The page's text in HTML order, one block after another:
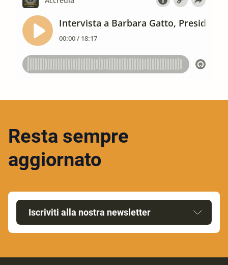
Resta sempre
aggiornato
Iscriviti alla nostra newsletter